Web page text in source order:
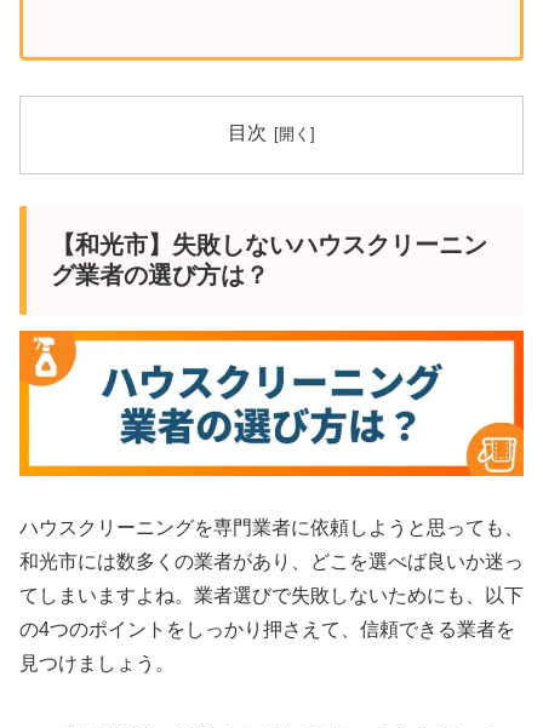
目次
【和光市】失敗しないハウスクリーニン
グ業者の選び方は？
ハウスクリーニングを専門業者に依頼しようと思っても、
和光市には数多くの業者があり、どこを選べば良いか迷っ
てしまいますよね。業者選びで失敗しないためにも、以下
の4つのポイントをしっかり押さえて、信頼できる業者を
見つけましょう。